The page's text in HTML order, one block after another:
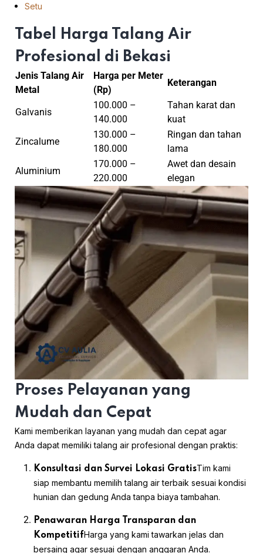
Setu
Tabel Harga Talang Air
Profesional di Bekasi
Jenis Talang Air
Metal
Harga per Meter
(Rp)
Keterangan
Galvanis
100.000 –
140.000
Tahan karat dan
kuat
Zincalume
130.000 –
180.000
Ringan dan tahan
lama
Aluminium
170.000 –
220.000
Awet dan desain
elegan
Proses Pelayanan yang
Mudah dan Cepat
Kami memberikan layanan yang mudah dan cepat agar
Anda dapat memiliki talang air profesional dengan praktis:
Konsultasi dan Survei Lokasi GratisTim kami
siap membantu memilih talang air terbaik sesuai kondisi
hunian dan gedung Anda tanpa biaya tambahan.
Penawaran Harga Transparan dan
KompetitifHarga yang kami tawarkan jelas dan
bersaing agar sesuai dengan anggaran Anda.